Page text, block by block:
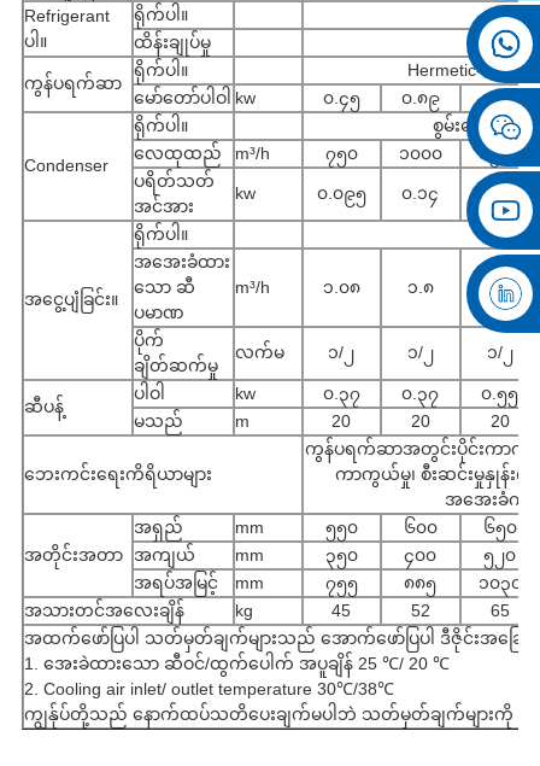
Refrigerant
ပါ။
ရိုက်ပါ။
ထိန်းချုပ်မှု
သွေ
ကွန်ပရက်ဆာ
ရိုက်ပါ။
Hermetic-rotary
မော်တော်ပါဝါ kw ၀.၄၅ ၀.၈၉ ၁.၅၂
Condenser
ရိုက်ပါ။
စွမ်းဆောင်ရ
လေထုထည်
m³/h ၇၅၀ ၁၀၀၀
၁၅၀၀
ပရိတ်သတ်
အင်အား
kw ၀.၀၉၅ ၀.၁၄ ၀.၁၈
အငွေ့ပျံခြင်း။
ရိုက်ပါ။
အအေးခံထား
သော ဆီ
ပမာဏ
m³/h ၁.၀၈ ၁.၈ ၂.၃
ပိုက်
ချိတ်ဆက်မှု
လက်မ ၁/၂ ၁/၂ ၁/၂
ဆီပန့်
ပါဝါ kw ၀.၃၇ ၀.၃၇
၀.၅၅
မသည်
m 20 20 20
ဘေးကင်းရေးကိရိယာများ
ကွန်ပရက်ဆာအတွင်းပိုင်းကာကွယ်
ကာကွယ်မှု၊ စီးဆင်းမှုနှုန်
အအေးခံက
အတိုင်းအတာ
အရှည် mm ၅၅၀ ၆၀၀
၆၅၀
အကျယ်
mm ၃၅၀ ၄၀၀
၅၂၀
အရပ်အမြင့်
mm ၇၅၅ ၈၈၅
၁၀၃၀
အသားတင်အလေးချိန်
kg 45 52
65
အထက်ဖော်ပြပါ သတ်မှတ်ချက်များသည် အောက်ဖော်ပြပါ ဒီဇိုင်းအခြေအ
1. အေးခဲထားသော ဆီဝင်/ထွက်ပေါက် အပူချိန် 25 ℃/ 20 ℃
2. Cooling air inlet/ outlet temperature 30℃/38℃
ကျွန်ုပ်တို့သည် နောက်ထပ်သတိပေးချက်မပါဘဲ သတ်မှတ်ချက်များကို ပ